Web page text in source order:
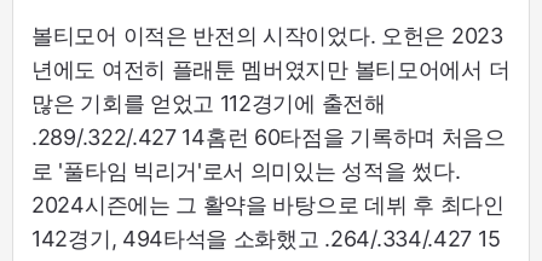
볼티모어 이적은 반전의 시작이었다. 오헌은 2023
년에도 여전히 플래툰 멤버였지만 볼티모어에서 더
많은 기회를 얻었고 112경기에 출전해
.289/.322/.427 14홈런 60타점을 기록하며 처음으
로 '풀타임 빅리거'로서 의미있는 성적을 썼다.
2024시즌에는 그 활약을 바탕으로 데뷔 후 최다인
142경기, 494타석을 소화했고 .264/.334/.427 15